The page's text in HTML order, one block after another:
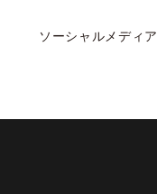
ソーシャル メディア